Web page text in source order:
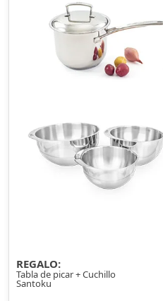
REGALO:
Tabla de picar + Cuchillo
Santoku